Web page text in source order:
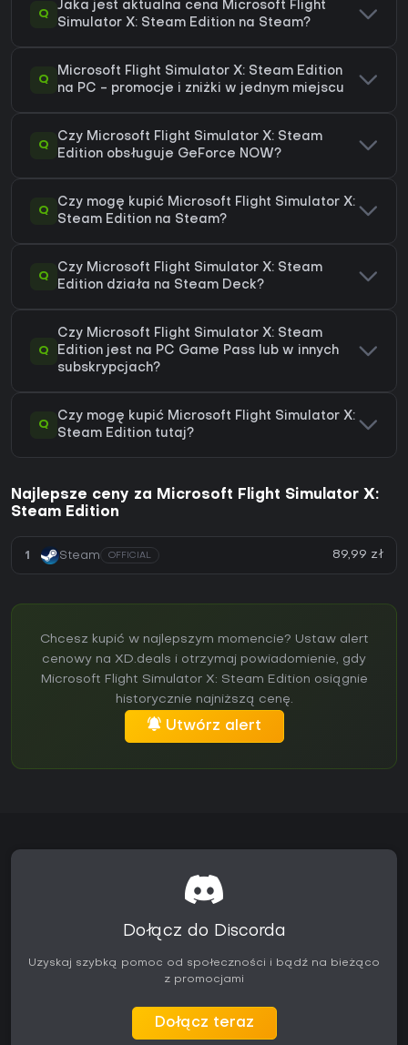
Q
Jaka jest aktualna cena Microsoft Flight
Simulator X: Steam Edition na Steam?
Q
Microsoft Flight Simulator X: Steam Edition
na PC - promocje i zniżki w jednym miejscu
Q
Czy Microsoft Flight Simulator X: Steam
Edition obsługuje GeForce NOW?
Q
Czy mogę kupić Microsoft Flight Simulator X:
Steam Edition na Steam?
Q
Czy Microsoft Flight Simulator X: Steam
Edition działa na Steam Deck?
Q
Czy Microsoft Flight Simulator X: Steam
Edition jest na PC Game Pass lub w innych
subskrypcjach?
Q
Czy mogę kupić Microsoft Flight Simulator X:
Steam Edition tutaj?
Najlepsze ceny za Microsoft Flight Simulator X:
Steam Edition
1 Steam OFFICIAL 89,99 zł
Chcesz kupić w najlepszym momencie? Ustaw alert
cenowy na XD.deals i otrzymaj powiadomienie, gdy
Microsoft Flight Simulator X: Steam Edition osiągnie
historycznie najniższą cenę.
Utwórz alert
Dołącz do Discorda
Uzyskaj szybką pomoc od społeczności i bądź na bieżąco
z promocjami
Dołącz teraz